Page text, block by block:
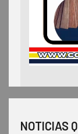
NOTICIAS